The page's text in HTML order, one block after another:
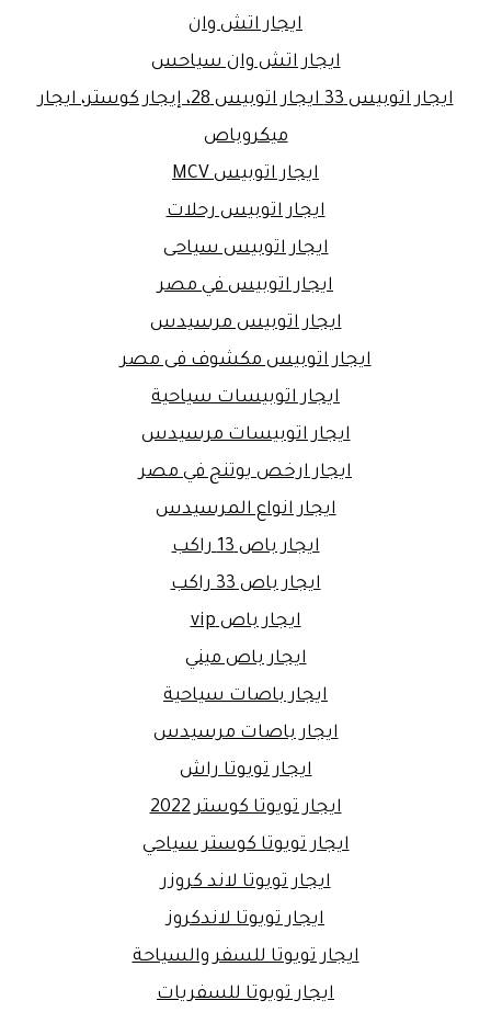
ايجار اتش وان
ايجار اتش وان سياحس
ايجار اتوبيس 33 ايجار اتوبيس 28، إيجار كوستر، ايجار
ميكروباص
ايجار اتوبيس MCV
ايجار اتوبيس رحلات
ايجار اتوبيس سياحى
ايجار اتوبيس في مصر
ايجار اتوبيس مرسيدس
ايجار اتوبيس مكشوف فى مصر
ايجار اتوبيسات سياحية
ايجار اتوبيسات مرسيدس
ايجار ارخص يوتنج في مصر
ايجار انواع المرسيدس
ايجار باص 13 راكب
ايجار باص 33 راكب
ايجار باص vip
ايجار باص ميني
ايجار باصات سياحية
ايجار باصات مرسيدس
ايجار تويوتا راش
ايجار تويوتا كوستر 2022
ايجار تويوتا كوستر سياحي
ايجار تويوتا لاند كروزر
ايجار تويوتا لاندكروز
ايجار تويوتا للسفر والسياحة
ايجار تويوتا للسفريات